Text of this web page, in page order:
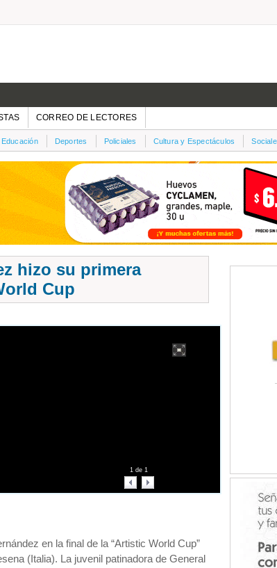
CORREO DE LECTORES
Educación Deportes Policiales Cultura y Espectáculos
hizo su primera
Cup
1 de 1
en la final de la “Artistic World Cup”
(Italia). La juvenil patinadora de General